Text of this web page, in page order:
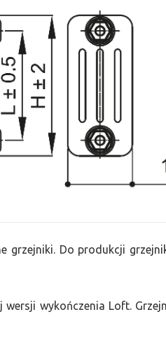
grzejniki. Do produkcji
wykończenia Loft.